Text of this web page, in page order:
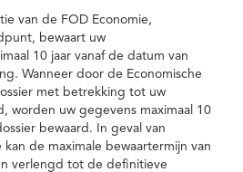
van de FOD Economie,
bewaart uw
10 jaar vanaf de datum van
Wanneer door de Economische
met betrekking tot uw
worden uw gegevens maximaal 10
bewaard. In geval van
de maximale bewaartermijn van
verlengd tot de definitieve